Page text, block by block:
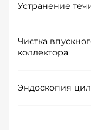
Устранение
Чистка
коллектора
Эндоскопия